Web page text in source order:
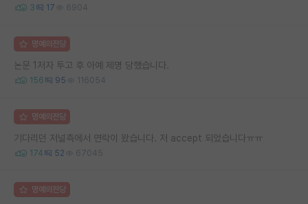
3 17 6904
명예의전당
논문 1저자 투고 후 아예 제명 당했습니다.
156 95 116054
명예의전당
기다리던 저널측에서 연락이 왔습니다. 저 accept 되었습니다ㅠㅠ
174 52 67045
명예의전당